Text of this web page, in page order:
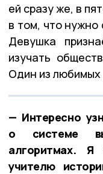
ей сразу же, в
в том, что нужно
Девушка
изучать
Один из любимых
— Интересно
о системе
алгоритмах. Я
учителю